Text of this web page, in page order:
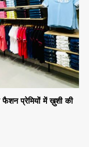
प्रेमियों में ख़ुशी की